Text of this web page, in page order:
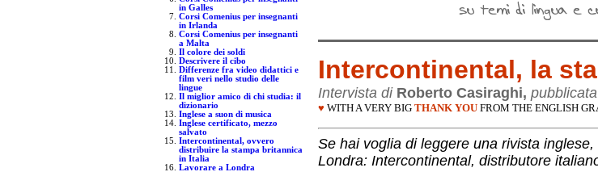
in Galles
Corsi Comenius per insegnanti
in Irlanda
Corsi Comenius per insegnanti
a Malta
Il colore dei soldi
Descrivere il cibo
Differenze fra video didattici e
film veri nello studio delle
lingue
Il miglior amico di chi studia: il
dizionario
Inglese a suon di musica
Inglese certificato, mezzo
salvato
Intercontinental, ovvero
distribuire la stampa britannica
in Italia
Lavorare a Londra
Intercontinental, la
Intervista di Roberto Casiraghi,
♥ WITH A VERY BIG THANK YOU FROM THE ENGLISH
Se hai voglia di leggere una rivista
Londra: Intercontinental, distributore